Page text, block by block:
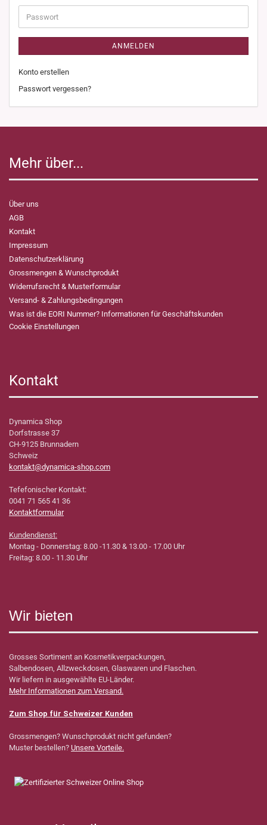
Adresse
Passwort
ANMELDEN
Konto erstellen
Passwort vergessen?
Mehr über...
Über uns
AGB
Kontakt
Impressum
Datenschutzerklärung
Grossmengen & Wunschprodukt
Widerrufsrecht & Musterformular
Versand- & Zahlungsbedingungen
Was ist die EORI Nummer? Informationen für Geschäftskunden
Cookie Einstellungen
Kontakt
Dynamica Shop
Dorfstrasse 37
CH-9125 Brunnadern
Schweiz
kontakt@dynamica-shop.com
Tefefonischer Kontakt:
0041 71 565 41 36
Kontaktformular
Kundendienst:
Montag - Donnerstag: 8.00 -11.30 & 13.00 - 17.00 Uhr
Freitag: 8.00 - 11.30 Uhr
Wir bieten
Grosses Sortiment an Kosmetikverpackungen,
Salbendosen, Allzweckdosen, Glaswaren und Flaschen.
Wir liefern in ausgewählte EU-Länder.
Mehr Informationen zum Versand.
Zum Shop für Schweizer Kunden
Grossmengen? Wunschprodukt nicht gefunden?
Muster bestellen? Unsere Vorteile.